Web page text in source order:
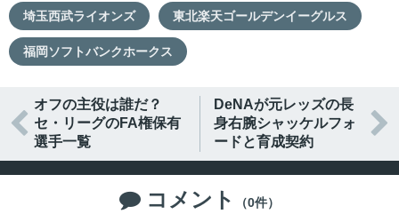
埼玉西武ライオンズ 東北楽天ゴールデンイーグルス
福岡ソフトバンクホークス

オフの主役は誰だ？
セ・リーグのFA権保有
選手一覧
DeNAが元レッズの長
身右腕シャッケルフォ
ードと育成契約

 コメント
（0件）